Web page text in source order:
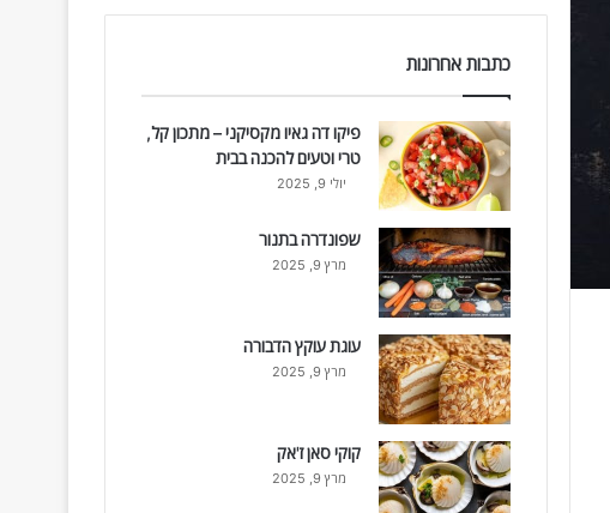
כתבות אחרונות
פיקו דה גאיו מקסיקני – מתכון קל,
טרי וטעים להכנה בבית
יולי 9, 2025
שפונדרה בתנור
מרץ 9, 2025
עוגת עוקץ הדבורה
מרץ 9, 2025
קוקי סאן ז'אק
מרץ 9, 2025